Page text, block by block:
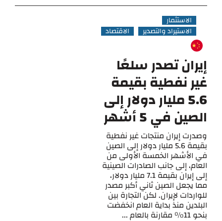
الاستثمار
الاستيراد والتصدير
الاقتصاد
إيران تصدر سلعًا
غير نفطية بقيمة
5.6 مليار دولار إلى
الصين في 5 أشهر
وصدرت إيران منتجات غير نفطية
بقيمة 5.6 مليار دولار إلى الصين
في الأشهر الخمسة الأولى من
العام، إلى جانب الصادرات الصينية
إلى إيران بقيمة 7.1 مليار دولار،
مما يجعل الصين ثاني أكبر مصدر
للواردات لإيران. لكن التجارة بين
البلدين منذ بداية العام انخفضت
بنحو 11% مقارنة بالعام ...